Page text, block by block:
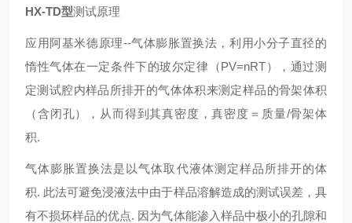
HX-TD型测试原理
应用阿基米德原理--气体膨胀置换法，利用小分子直径的
惰性气体在一定条件下的玻尔定律（PV=nRT），通过测
定测试腔内样品所排开的气体体积来测定样品的骨架体积
（含闭孔），从而得到其真密度，真密度＝质量/骨架体
积.
气体膨胀置换法是以气体取代液体测定样品所排开的体
积. 此法可避免浸液法中由于样品溶解造成的测试误差，具
有不损坏样品的优点. 因为气体能渗入样品中极小的孔隙和